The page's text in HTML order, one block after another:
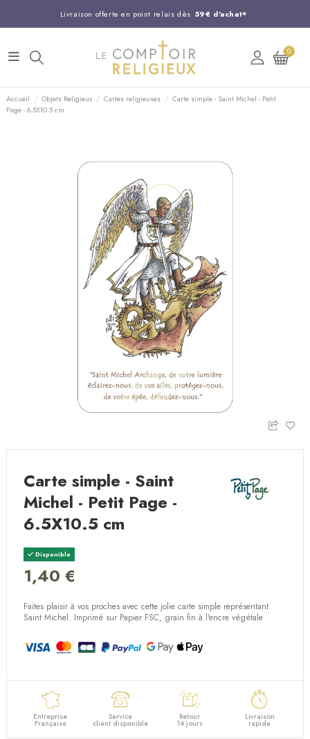
Livraison offerte en point relais dès 59€ d'achat*
Entreprise Française familiale
Support client disponible au 03 20 24 74 15
Commandez avant 14H, expédition le jour même !
0
Accueil Objets Religieux Cartes religieuses
Carte simple - Saint Michel - Petit
Page - 6.5X10.5 cm
Carte simple - Saint
Michel - Petit Page -
6.5X10.5 cm
Disponible
1,40 €
Faites plaisir à vos proches avec cette jolie carte simple représentant
Saint Michel. Imprimé sur Papier FSC, grain fin à l'encre végétale
Entreprise
Française
Service
client disponible
Retour
14 jours
Livraison
rapide